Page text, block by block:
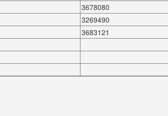
3678080
3269490
3683121